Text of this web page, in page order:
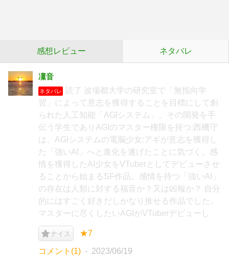
感想レビュー ネタバレ
凜音
ネタバレ
読了 波場都大学の研究室で「無指向学
習」によって意志を獲得することを目標にして創
られた人工知能「AGIシステム」。その開発を手
伝う学生でありAGIのマスター権限を持つ:西機守
は、AGIシステムの電脳少女:アギが意志を獲得し
た「強いAI」へと進化を遂げたことに気づく。感
情を獲得したAI少女をVTuberとしてデビューさせ
ることから始まるSF作品。感情を持つ「強いAI」
の存在は人類に対する福音か？又は凶報か？ 自分
的にはすごく好きだしかなり推せる作品でした。
マスターに尽くしたいAGIがVTuberデビューし
ナイス ★7
コメント(1) 2023/06/19